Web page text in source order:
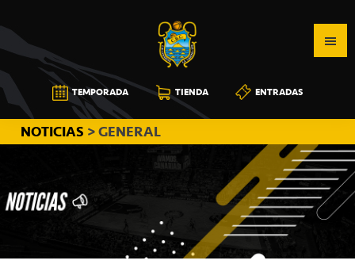
a
la
navegación
principal
al
contenido
principal
a
la
barra
lateral
principal
CB
CANARIAS
TEMPORADA TIENDA ENTRADAS
NOTICIAS > GENERAL